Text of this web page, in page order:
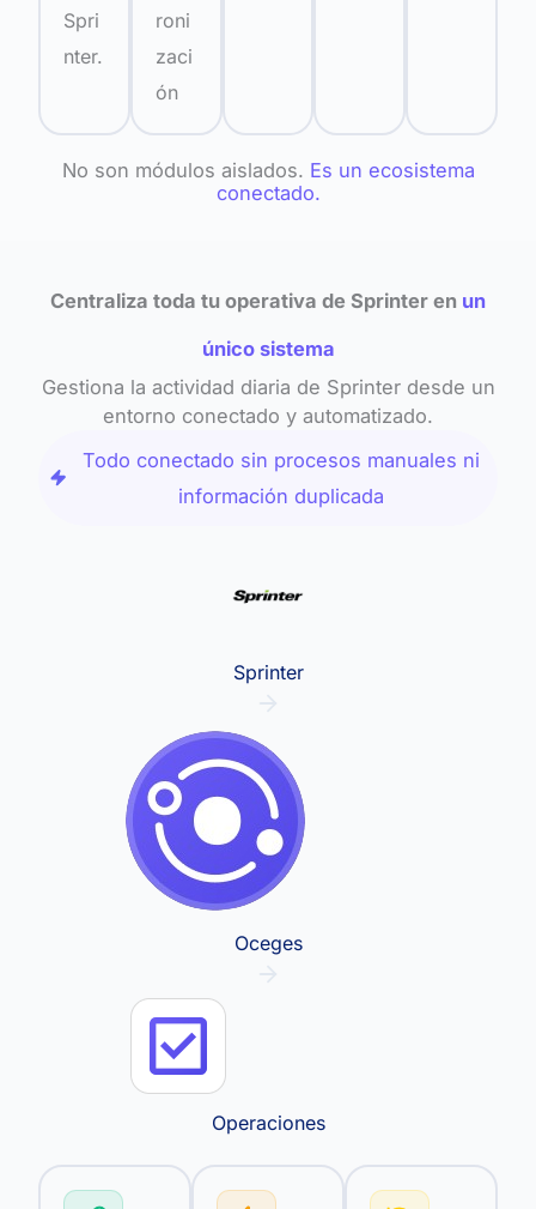
Spri
nter.
roni
zaci
ón
No son módulos aislados. Es un ecosistema
conectado.
Centraliza toda tu operativa de Sprinter en un
único sistema
Gestiona la actividad diaria de Sprinter desde un
entorno conectado y automatizado.
Todo conectado sin procesos manuales ni
información duplicada
Sprinter
Oceges
Operaciones